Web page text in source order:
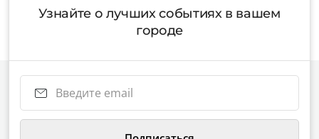
Узнайте о лучших событиях в вашем
городе